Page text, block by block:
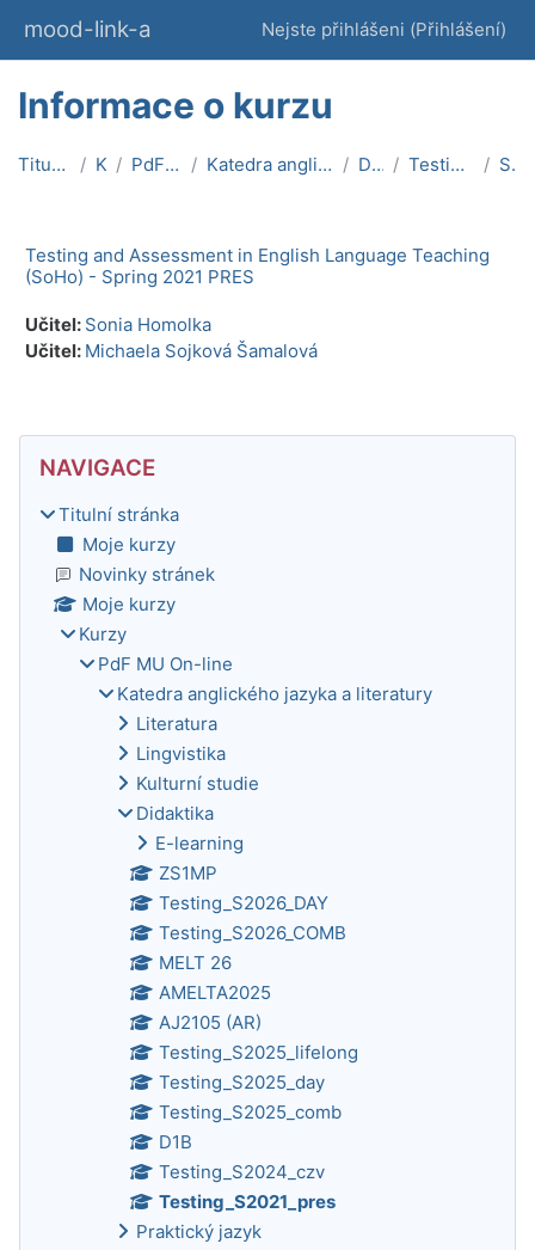
mood-link-a Nejste přihlášeni (Přihlášení)
Informace o kurzu
Titulní stránka Kurzy PdF MU On-line Katedra anglického jazyka a literatury Didaktika Testing_S2021_pres Souhrn
Testing and Assessment in English Language Teaching
(SoHo) - Spring 2021 PRES
Učitel: Sonia Homolka
Učitel: Michaela Sojková Šamalová
Bloky
NAVIGACE
Titulní stránka
Moje kurzy
Novinky stránek
Moje kurzy
Kurzy
PdF MU On-line
Katedra anglického jazyka a literatury
Literatura
Lingvistika
Kulturní studie
Didaktika
E-learning
ZS1MP
Testing_S2026_DAY
Testing_S2026_COMB
MELT 26
AMELTA2025
AJ2105 (AR)
Testing_S2025_lifelong
Testing_S2025_day
Testing_S2025_comb
D1B
Testing_S2024_czv
Testing_S2021_pres
Praktický jazyk